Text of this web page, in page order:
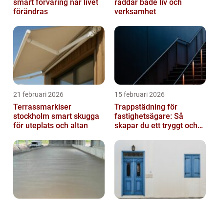
smart förvaring när livet
förändras
räddar både liv och
verksamhet
21 februari 2026
Terrassmarkiser
stockholm smart skugga
för uteplats och altan
15 februari 2026
Trappstädning för
fastighetsägare: Så
skapar du ett tryggt och
Stockholm